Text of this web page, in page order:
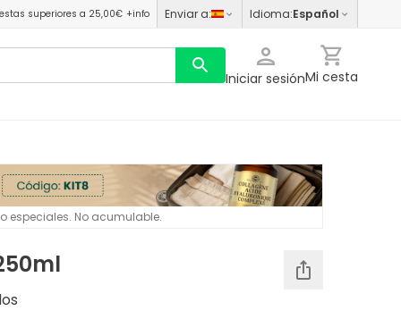
superiores a 25,00€ +info Enviar a: Idioma:Español
Iniciar sesiónMi cesta
especiales. No acumulable.